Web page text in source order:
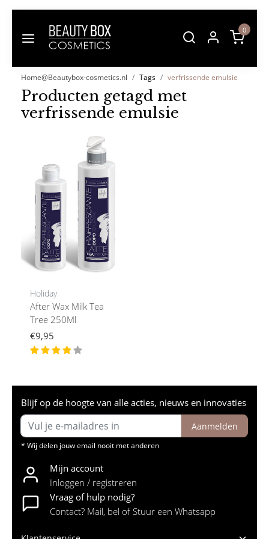
0
Home@Beautybox-cosmetics.nl Tags verfrissende emulsie
Producten getagd met
verfrissende emulsie
Holiday
After Wax Milk Tea
Tree 250Ml
€9,95
Blijf op de hoogte van alle acties, nieuws en innovaties
Aanmelden
* Wij delen jouw email nooit met anderen
Mijn account
Inloggen / registreren
Vraag of hulp nodig?
Contact? Mail, bel of Stuur een Whatsapp